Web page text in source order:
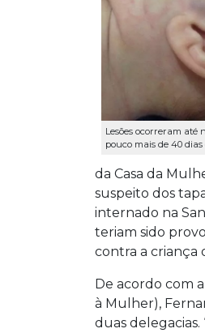
Lesões ocorreram até
pouco mais de 40
da Casa da
suspeito dos
internado na
teriam sido
contra a criança
De acordo com
à Mulher),
duas delegacias.